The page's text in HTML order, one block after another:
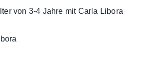
von 3-4 Jahre mit Carla Libora